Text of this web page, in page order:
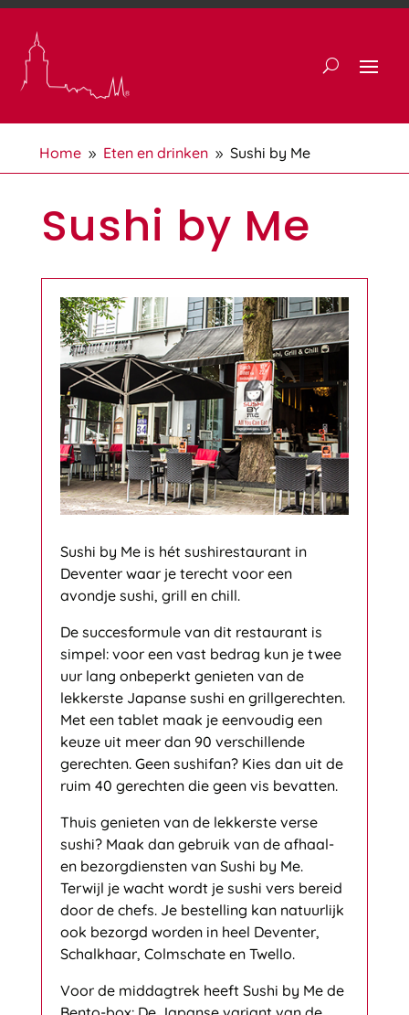
Home 9 Eten en drinken 9 Sushi by Me
Sushi by Me
Sushi by Me is hét sushirestaurant in
Deventer waar je terecht voor een
avondje sushi, grill en chill.
De succesformule van dit restaurant is
simpel: voor een vast bedrag kun je twee
uur lang onbeperkt genieten van de
lekkerste Japanse sushi en grillgerechten.
Met een tablet maak je eenvoudig een
keuze uit meer dan 90 verschillende
gerechten. Geen sushifan? Kies dan uit de
ruim 40 gerechten die geen vis bevatten.
Thuis genieten van de lekkerste verse
sushi? Maak dan gebruik van de afhaal-
en bezorgdiensten van Sushi by Me.
Terwijl je wacht wordt je sushi vers bereid
door de chefs. Je bestelling kan natuurlijk
ook bezorgd worden in heel Deventer,
Schalkhaar, Colmschate en Twello.
Voor de middagtrek heeft Sushi by Me de